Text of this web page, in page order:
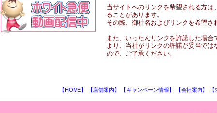
当サイトへのリンクを希望される方
ることがあります。
その際、御社名およびリンクを希望
また、いったんリンクを許諾した場
より、当社がリンクの許諾が妥当で
ので、ご了承ください。
【HOME】 【店舗案内】 【キャンペーン情報】 【会社案内】